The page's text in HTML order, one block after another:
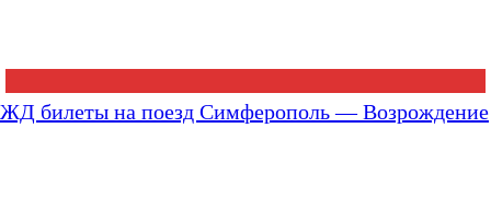
ЖД билеты на поезд Симферополь — Возрождение